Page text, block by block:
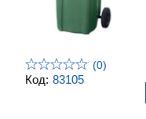
Код: 83105
(0)